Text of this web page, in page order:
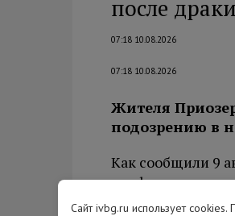
после
07:18 10.08.2026
07:18 10.08.2026
Жителя
подозрению в
Как сообщили 9
конфликт, в ходе
упал на
Сайт ivbg.ru использует cookies.